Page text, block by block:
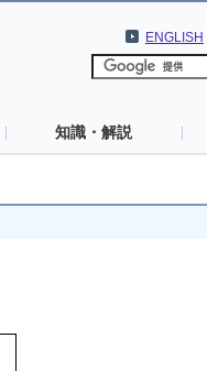
ENGLISH
知識・解説